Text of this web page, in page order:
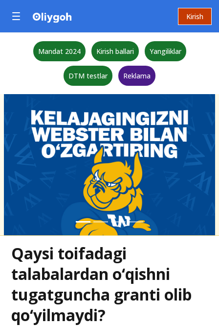
Kirish
Mandat 2024 Kirish ballari Yangiliklar
DTM testlar Reklama
Qaysi toifadagi
talabalardan o‘qishni
tugatguncha granti olib
qo‘yilmaydi?